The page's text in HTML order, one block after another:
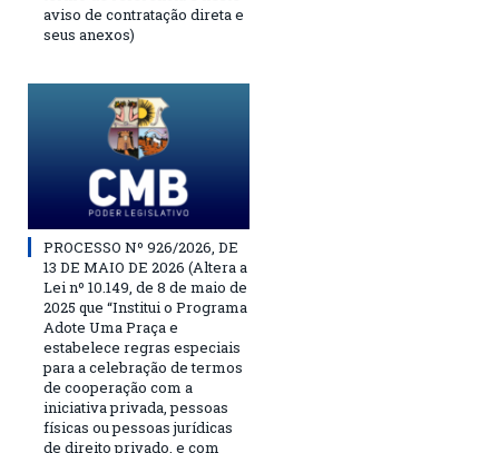
aviso de contratação direta e
seus anexos)
PROCESSO Nº 926/2026, DE
13 DE MAIO DE 2026 (Altera a
Lei nº 10.149, de 8 de maio de
2025 que “Institui o Programa
Adote Uma Praça e
estabelece regras especiais
para a celebração de termos
de cooperação com a
iniciativa privada, pessoas
físicas ou pessoas jurídicas
de direito privado, e com